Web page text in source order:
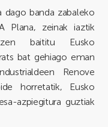
banda zabaleko
Plana, zeinak iaztik
baititu Eusko
bat gehiago eman
Renove
horretatik, Eusko
azpiegitura guztiak